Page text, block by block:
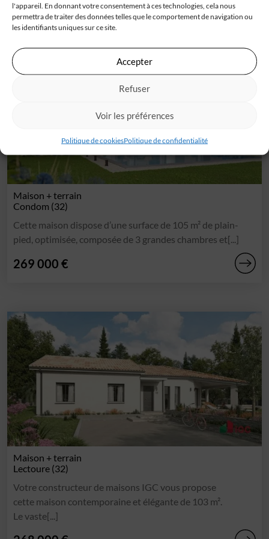
l'appareil. En donnant votre consentement à ces technologies, cela nous
permettra de traiter des données telles que le comportement de navigation ou
les identifiants uniques sur ce site.
Accepter
Refuser
Voir les préférences
Politique de cookiesPolitique de confidentialité
Maison + terrain
Condom (32)
Cette maison dispose d’une surface de 105 m² de plain-
pied, optimisée, composée de 3 grandes chambres et[...]
269 000 €
Maison + terrain
Lectoure (32)
Votre constructeur de maisons IGC vous propose
cette maison contemporaine et élégante de 103 m².
Le vaste[...]